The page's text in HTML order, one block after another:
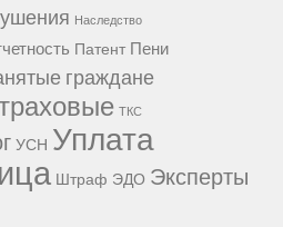
Наследство
Патент Пени
граждане
ТКС
УСН Уплата
Штраф ЭДО Эксперты